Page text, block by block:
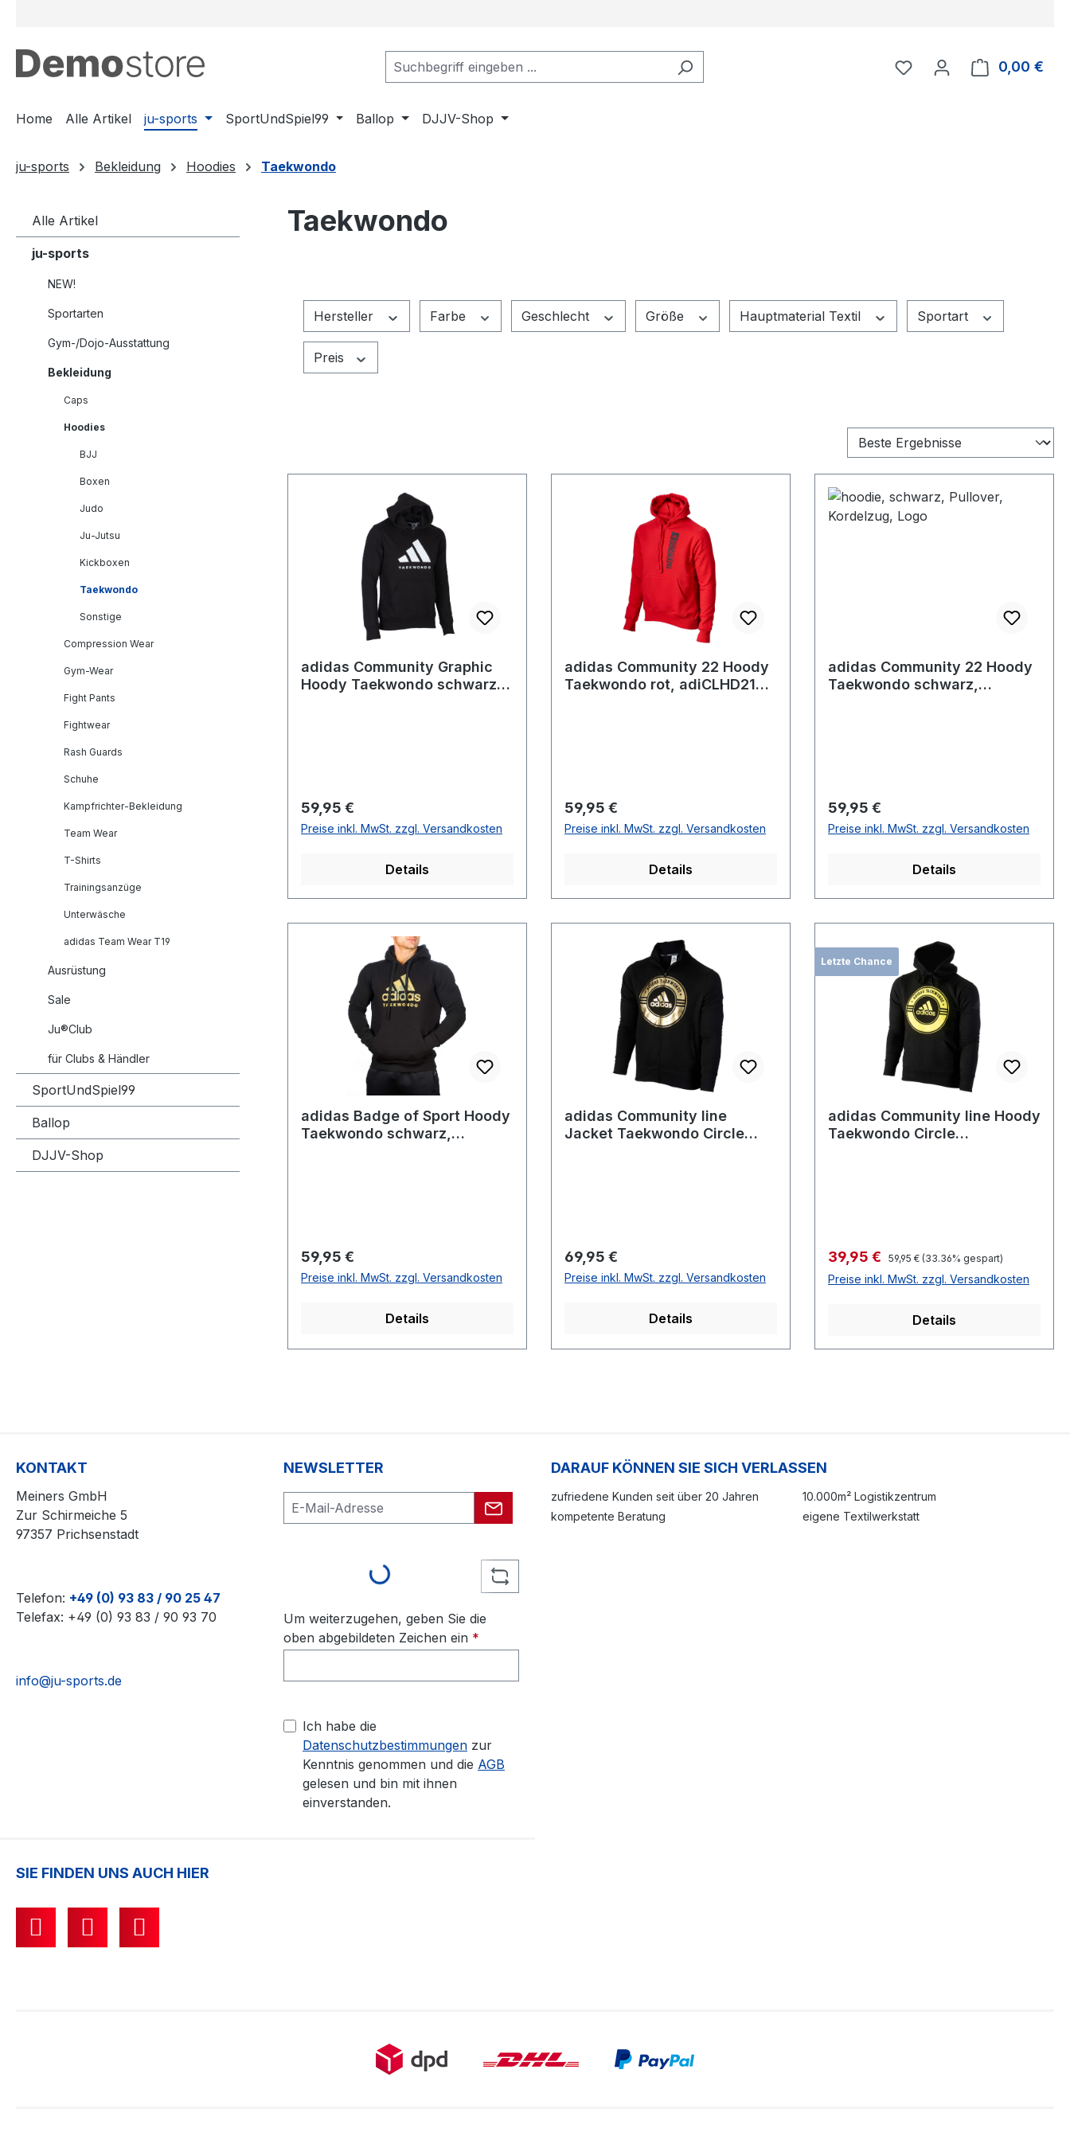
Du hast 0 Produkte auf
0,00 €
Home Alle Artikel ju-sports SportUndSpiel99 Ballop DJJV-Shop
ju-sports Bekleidung Hoodies Taekwondo
Alle Artikel
ju-sports
NEW!
Sportarten
Gym-/Dojo-Ausstattung
Bekleidung
Caps
Hoodies
BJJ
Boxen
Judo
Ju-Jutsu
Kickboxen
Taekwondo
Sonstige
Compression Wear
Gym-Wear
Fight Pants
Fightwear
Rash Guards
Schuhe
Kampfrichter-Bekleidung
Team Wear
T-Shirts
Trainingsanzüge
Unterwäsche
adidas Team Wear T19
Ausrüstung
Sale
Ju®Club
für Clubs & Händler
SportUndSpiel99
Ballop
DJJV-Shop
Taekwondo
Hersteller Farbe Geschlecht Größe Hauptmaterial Textil Sportart
Preis
adidas Community Graphic
Hoody Taekwondo schwarz,
Regulärer Preis:
59,95 €
Preise inkl. MwSt. zzgl. Versandkosten
Details
adidas Community 22 Hoody
Taekwondo rot, adiCLHD21V-
Regulärer Preis:
59,95 €
Preise inkl. MwSt. zzgl. Versandkosten
Details
adidas Community 22 Hoody
Taekwondo schwarz,
Regulärer Preis:
59,95 €
Preise inkl. MwSt. zzgl. Versandkosten
Details
adidas Badge of Sport Hoody
Taekwondo schwarz,
Regulärer Preis:
59,95 €
Preise inkl. MwSt. zzgl. Versandkosten
Details
adidas Community line
Jacket Taekwondo Circle
Regulärer Preis:
69,95 €
Preise inkl. MwSt. zzgl. Versandkosten
Details
Letzte Chance
adidas Community line Hoody
Taekwondo Circle
Verkaufspreis:
39,95 € Regulärer Preis:
59,95 € (33.36% gespart)
Preise inkl. MwSt. zzgl. Versandkosten
Details
KONTAKT
Meiners GmbH
Zur Schirmeiche 5
97357 Prichsenstadt
Telefon: +49 (0) 93 83 / 90 25 47
Telefax: +49 (0) 93 83 / 90 93 70
info@ju-sports.de
NEWSLETTER
Loading...
Um weiterzugehen, geben Sie die
oben abgebildeten Zeichen ein *
Ich habe die
Datenschutzbestimmungen zur
Kenntnis genommen und die AGB
gelesen und bin mit ihnen
einverstanden.
DARAUF KÖNNEN SIE SICH VERLASSEN
zufriedene Kunden seit über 20 Jahren
10.000m² Logistikzentrum
kompetente Beratung
eigene Textilwerkstatt
SIE FINDEN UNS AUCH HIER